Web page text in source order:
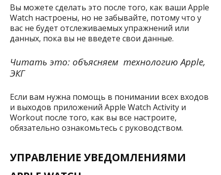
Вы можете сделать это после того, как ваши Apple
Watch настроены, но не забывайте, потому что у
вас не будет отслеживаемых упражнений или
данных, пока вы не введете свои данные.
Читать это: объясняем технологию Apple,
ЭКГ
Если вам нужна помощь в понимании всех входов
и выходов приложений Apple Watch Activity и
Workout после того, как вы все настроите,
обязательно ознакомьтесь с руководством.
УПРАВЛЕНИЕ УВЕДОМЛЕНИЯМИ